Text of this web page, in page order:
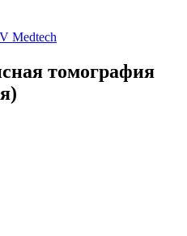
Medtech
томография